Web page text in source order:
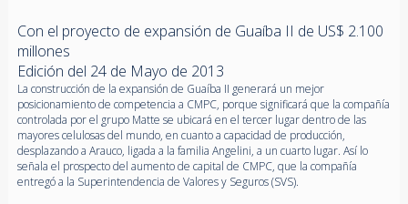
Con el proyecto de expansión de Guaíba II de US$ 2.100
millones
Edición del 24 de Mayo de 2013
La construcción de la expansión de Guaíba II generará un mejor
posicionamiento de competencia a CMPC, porque significará que la compañía
controlada por el grupo Matte se ubicará en el tercer lugar dentro de las
mayores celulosas del mundo, en cuanto a capacidad de producción,
desplazando a Arauco, ligada a la familia Angelini, a un cuarto lugar. Así lo
señala el prospecto del aumento de capital de CMPC, que la compañía
entregó a la Superintendencia de Valores y Seguros (SVS).